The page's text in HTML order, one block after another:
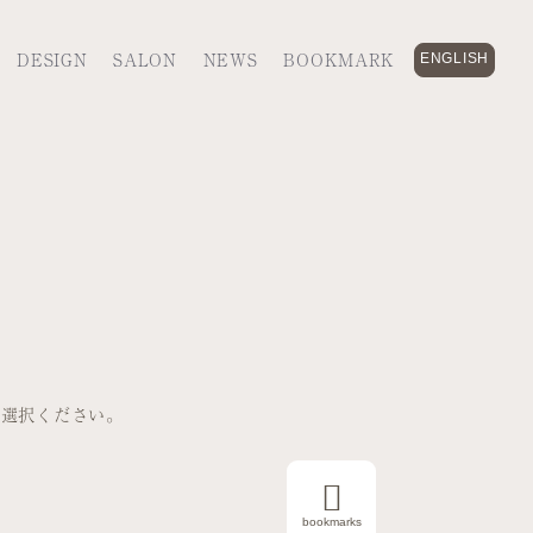
DESIGN SALON NEWS BOOKMARK ENGLISH
択ください。